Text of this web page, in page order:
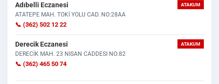
Adıbelli Eczanesi ATAKUM
ATATEPE MAH. TOKİ YOLU CAD. NO:28AA
📞 (362) 502 12 22
Derecik Eczanesi ATAKUM
DERECİK MAH. 23 NISAN CADDESI NO:82
📞 (362) 465 50 74